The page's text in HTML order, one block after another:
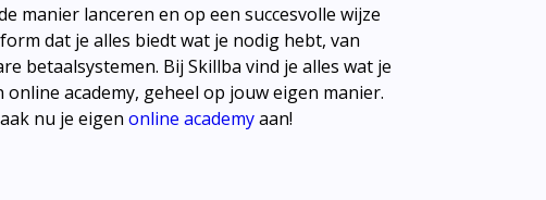
manier lanceren en op een succesvolle wijze
dat je alles biedt wat je nodig hebt, van
betaalsystemen. Bij Skillba vind je alles wat je
academy, geheel op jouw eigen manier.
nu je eigen online academyaan!